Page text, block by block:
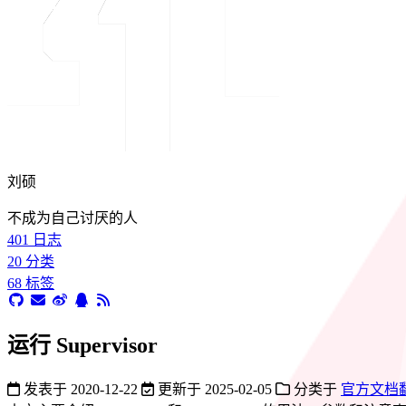
刘硕
不成为自己讨厌的人
401
日志
20 分类
68 标签
运行 Supervisor
发表于 2020-12-22 更新于 2025-02-05 分类于 官方文档